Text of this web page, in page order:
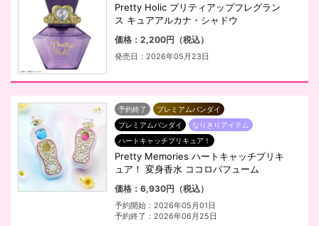
Pretty Holic プリティアップフレグラン
ス キュアアルカナ・シャドウ
価格：2,200円（税込）
発売日：2026年05月23日
予約終了
プレミアムバンダイ
プレミアムバンダイ
なりきりアイテム
ハートキャッチプリキュア！
Pretty Memories ハートキャッチプリキ
ュア！ 変身香水 ココロパフューム
価格：6,930円（税込）
予約開始：2026年05月01日
予約終了：2026年06月25日